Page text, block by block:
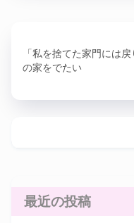
「私を捨てた家門には
の家をでたい
最近の投稿